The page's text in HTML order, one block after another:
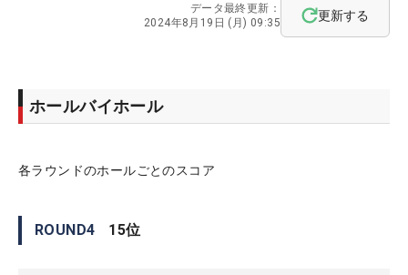
データ最終更新：
2024年8月19日 (月) 09:35
更新する
ホールバイホール
各ラウンドのホールごとのスコア
ROUND4 15位